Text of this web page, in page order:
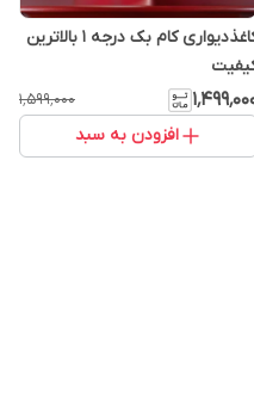
کاغذدیواری کام بک درجه 1 بالاترین
۱٬۵۹۹٬۰۰۰
افزودن به سبد